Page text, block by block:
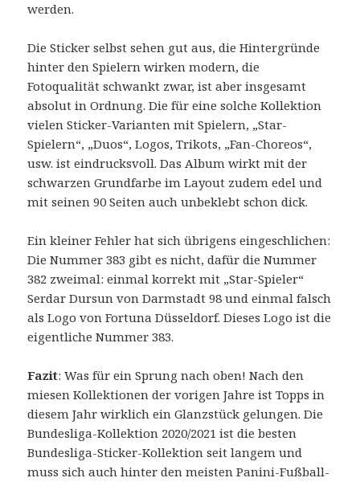
werden.
Die Sticker selbst sehen gut aus, die Hintergründe
hinter den Spielern wirken modern, die
Fotoqualität schwankt zwar, ist aber insgesamt
absolut in Ordnung. Die für eine solche Kollektion
vielen Sticker-Varianten mit Spielern, „Star-
Spielern“, „Duos“, Logos, Trikots, „Fan-Choreos“,
usw. ist eindrucksvoll. Das Album wirkt mit der
schwarzen Grundfarbe im Layout zudem edel und
mit seinen 90 Seiten auch unbeklebt schon dick.
Ein kleiner Fehler hat sich übrigens eingeschlichen:
Die Nummer 383 gibt es nicht, dafür die Nummer
382 zweimal: einmal korrekt mit „Star-Spieler“
Serdar Dursun von Darmstadt 98 und einmal falsch
als Logo von Fortuna Düsseldorf. Dieses Logo ist die
eigentliche Nummer 383.
Fazit: Was für ein Sprung nach oben! Nach den
miesen Kollektionen der vorigen Jahre ist Topps in
diesem Jahr wirklich ein Glanzstück gelungen. Die
Bundesliga-Kollektion 2020/2021 ist die besten
Bundesliga-Sticker-Kollektion seit langem und
muss sich auch hinter den meisten Panini-Fußball-